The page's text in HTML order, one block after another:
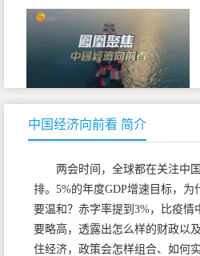
中国经济向前看 简介
两会时间，全球都在关注中
排。5%的年度GDP增速目标，
要温和？赤字率提到3%，比疫情
要略高，透露出怎么样的财政以
住经济，政策会怎样组合、如何